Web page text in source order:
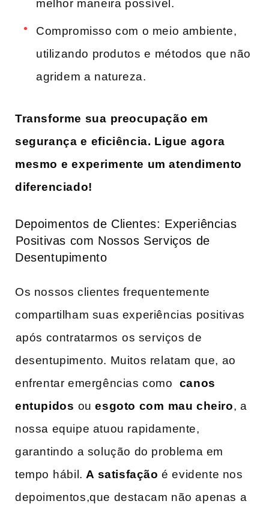
melhor maneira possível.
Compromisso com o meio ambiente,⁣
utilizando produtos‌ e ⁢métodos que não
agridem a natureza.
Transforme sua ⁢preocupação ‌em
segurança ‌e⁢ eficiência. Ligue⁢ agora‌
mesmo e⁣ experimente um atendimento
diferenciado!
Depoimentos de Clientes: Experiências
⁤Positivas ‍com Nossos Serviços de
Desentupimento
Os nossos clientes frequentemente
compartilham suas experiências positivas
⁣após contratarmos ⁢os serviços de
desentupimento. Muitos relatam que, ao ​
enfrentar emergências como ‍ canos
entupidos ⁣ouesgoto com⁣ mau cheiro, a‌
nossa equipe atuou rapidamente,
garantindo a solução ​do problema em
tempo⁢ hábil. A satisfação é evidente nos
depoimentos,que destacam não apenas a